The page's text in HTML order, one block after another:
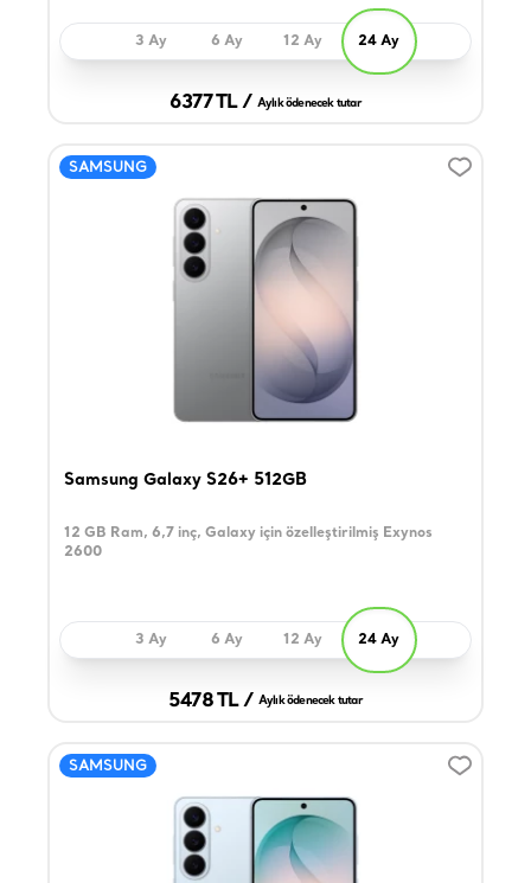
3 Ay 6 Ay 12 Ay 24 Ay
6377 TL / Aylık ödenecek tutar
SAMSUNG
Samsung Galaxy S26+ 512GB
12 GB Ram, 6,7 inç, Galaxy için özelleştirilmiş Exynos
2600
3 Ay 6 Ay 12 Ay 24 Ay
5478 TL / Aylık ödenecek tutar
SAMSUNG